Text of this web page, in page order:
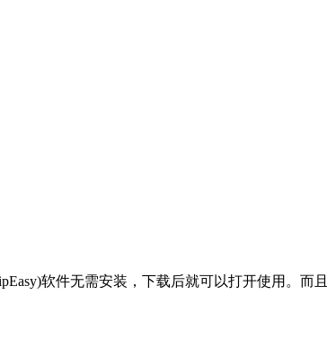
软件无需安装，下载后就可以打开使用。而